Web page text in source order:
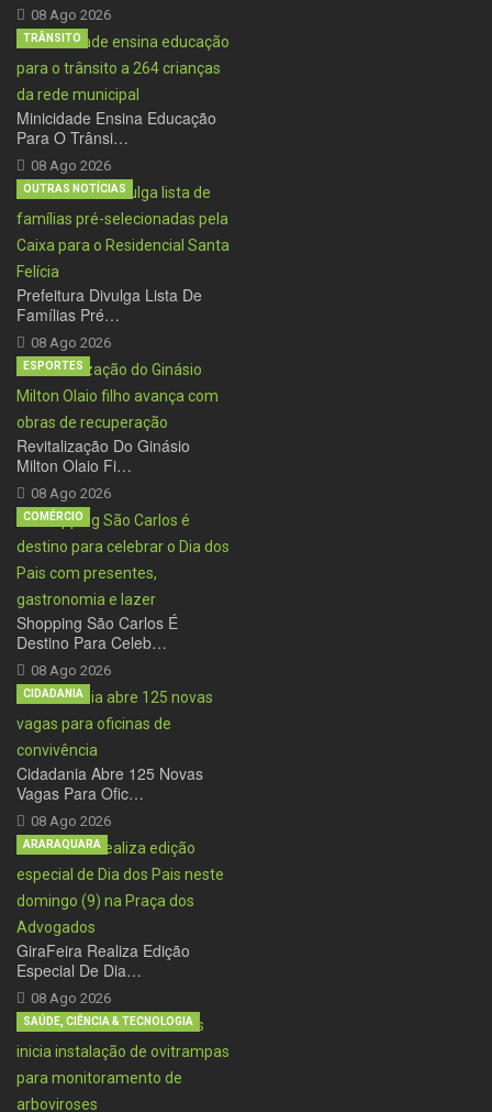
08 Ago 2026
Minicidade Ensina Educação
Para O Trânsi…
08 Ago 2026
TRÂNSITO
Prefeitura Divulga Lista De
Famílias Pré…
08 Ago 2026
OUTRAS NOTÍCIAS
Revitalização Do Ginásio
Milton Olaio Fi…
08 Ago 2026
ESPORTES
Shopping São Carlos É
Destino Para Celeb…
08 Ago 2026
COMÉRCIO
Cidadania Abre 125 Novas
Vagas Para Ofic…
08 Ago 2026
CIDADANIA
GiraFeira Realiza Edição
Especial De Dia…
08 Ago 2026
ARARAQUARA
SAÚDE, CIÊNCIA & TECNOLOGIA